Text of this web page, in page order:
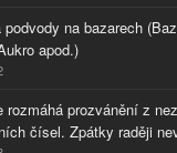
podvody na bazarech
apod.)
rozmáhá prozvánění z
čísel. Zpátky raději